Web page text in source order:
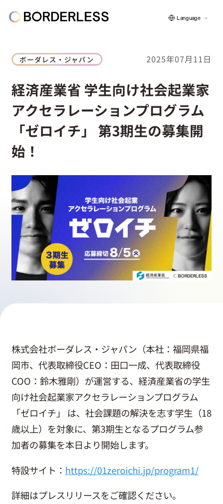
ボーダレスについて
グループの仕組み
ソーシャルビジネス
フェロー紹介
採用情報
起業家になる
サービスを利用する
イベント
プレスルーム
Language
ボーダレス・ジャパン 2025年07月11日
経済産業省 学生向け社会起業家
アクセラレーションプログラム
「ゼロイチ」 第3期生の募集開
始！
株式会社ボーダレス・ジャパン（本社：福岡県福
岡市、代表取締役CEO：田口一成、代表取締役
COO：鈴木雅剛）が運営する、経済産業省の学生
向け社会起業家アクセラレーションプログラム
「ゼロイチ」 は、社会課題の解決を志す学生（18
歳以上）を対象に、第3期生となるプログラム参
加者の募集を本日より開始します。
特設サイト： https://01zeroichi.jp/program1/
詳細はプレスリリースをご確認ください。